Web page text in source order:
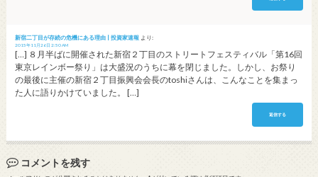
新宿二丁目が存続の危機にある理由 | 投資家速報 より:
2015年11月26日 2:50 AM
[…] ８月半ばに開催された新宿２丁目のストリートフェスティバル「第16回
東京レインボー祭り」は大盛況のうちに幕を閉じました。しかし、お祭り
の最後に主催の新宿２丁目振興会会長のtoshiさんは、こんなことを集まっ
た人に語りかけていました。 […]
返信する
コメントを残す